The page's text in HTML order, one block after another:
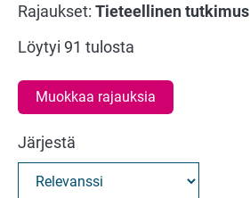
Rajaukset: Tieteellinen tutkimus
Löytyi 91 tulosta
Muokkaa rajauksia
Järjestä